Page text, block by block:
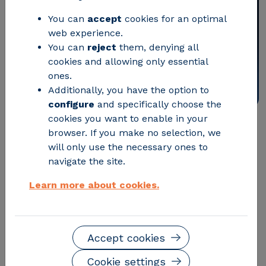
CIRCE, coordinador del
proyecto europeo TRIBE, ha
publicado dentro de esta
medidas de eficiencia
energética dirigidas tanto a
los usuarios como a los
You can accept cookies for an optimal
web experience.
You can reject them, denying all
cookies and allowing only essential
ones.
Additionally, you have the option to
configure and specifically choose the
cookies you want to enable in your
browser. If you make no selection, we
will only use the necessary ones to
navigate the site.
Learn more about cookies.
Cookie settings
Accept cookies